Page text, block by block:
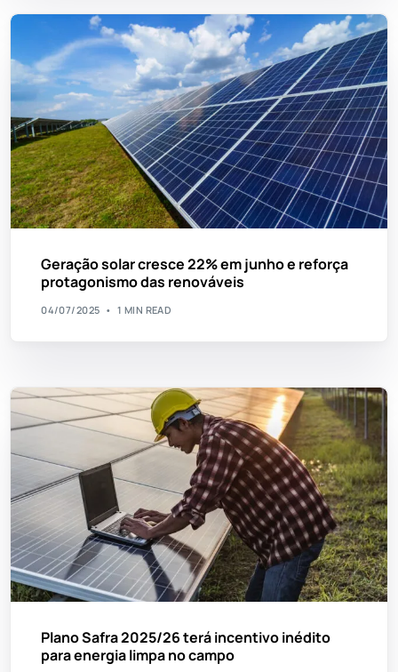
Geração solar cresce 22% em junho e reforça
protagonismo das renováveis
04/07/2025 1 MIN READ
Plano Safra 2025/26 terá incentivo inédito
para energia limpa no campo